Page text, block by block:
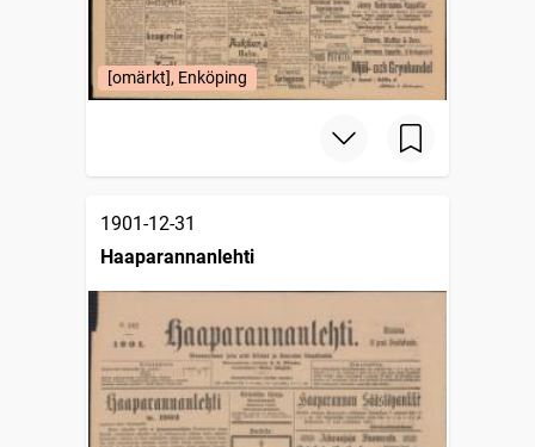
[omärkt], Enköping
1901-12-31
Haaparannanlehti